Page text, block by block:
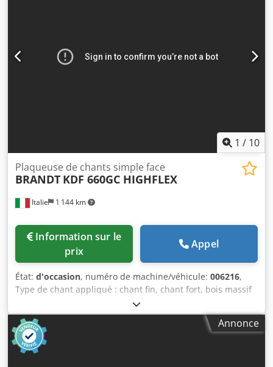
PoweTouch Rouleaux de pression en polyuréthane Peu
d'heures de fonctionnement Disponible à partir de juin
1 / 10
Italie 1 144 km
Plaqueuse de chants simple face
BRANDT KDF 660GC HIGHFLEX
prix
Appel
État: d'occasion, numéro de machine/véhicule: 006216,
Type de chant appliqué : chant fin, chant fort, bois massif
Système de collage : EVA Fraisage d’assemblage : oui Unité
multifonction : oui Unité de fraisage supérieur : oui
Credpfx Aey Nk Ahom Uef Vitesse d’avance maximale : 18
m/min
Annonce